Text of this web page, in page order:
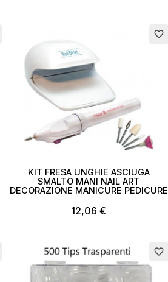
favorite_border
KIT FRESA UNGHIE ASCIUGA
SMALTO MANI NAIL ART
DECORAZIONE MANICURE PEDICURE
12,06 €
favorite_border